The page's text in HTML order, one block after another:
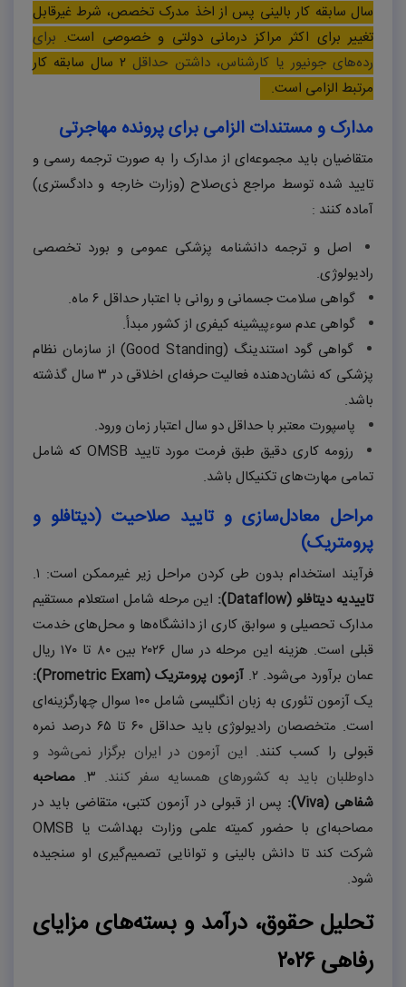
سال سابقه کار بالینی پس از اخذ مدرک تخصص، شرط غیرقابل
تغییر برای اکثر مراکز درمانی دولتی و خصوصی است. برای
رده‌های جونیور یا کارشناس، داشتن حداقل ۲ سال سابقه کار
مرتبط الزامی است.
مدارک و مستندات الزامی برای پرونده مهاجرتی
متقاضیان باید مجموعه‌ای از مدارک را به صورت ترجمه رسمی و
تایید شده توسط مراجع ذی‌صلاح (وزارت خارجه و دادگستری)
آماده کنند :
اصل و ترجمه دانشنامه پزشکی عمومی و بورد تخصصی
رادیولوژی.
گواهی سلامت جسمانی و روانی با اعتبار حداقل ۶ ماه.
گواهی عدم سوءپیشینه کیفری از کشور مبدأ.
گواهی گود استندینگ (Good Standing) از سازمان نظام
پزشکی که نشان‌دهنده فعالیت حرفه‌ای اخلاقی در ۳سال گذشته
باشد.
پاسپورت معتبر با حداقل دو سال اعتبار زمان ورود.
رزومه کاری دقیق طبق فرمت مورد تایید OMSBکه شامل
تمامی مهارت‌های تکنیکال باشد.
مراحل معادل‌سازی و تایید صلاحیت (دیتافلو و
پرومتریک)
فرآیند استخدام بدون طی کردن مراحل زیر غیرممکن است: ۱.
تاییدیه دیتافلو (Dataflow
): این مرحله شامل استعلام مستقیم
مدارک تحصیلی و سوابق کاری از دانشگاه‌ها و محل‌های خدمت
قبلی است. هزینه این مرحله در سال ۲۰۲۶ بین۸۰ تا ۱۷۰ریال
عمان برآورد می‌شود. ۲. آزمون پرومتریک (Prometric Exam
):
یک آزمون تئوری به زبان انگلیسی شامل ۱۰۰ سوال چهارگزینه‌ای
است. متخصصان رادیولوژی باید حداقل ۶۰تا ۶۵ درصد نمره
قبولی را کسب کنند. این آزمون در ایران برگزار نمی‌شود و
داوطلبان باید به کشورهای همسایه سفر کنند. ۳. مصاحبه
شفاهی (Viva
): پس از قبولی در آزمون کتبی، متقاضی باید در
مصاحبه‌ای با حضور کمیته علمی وزارت بهداشت یا OMSB
شرکت کند تا دانش بالینی و توانایی تصمیم‌گیری او سنجیده
شود.
تحلیل حقوق، درآمد و بسته‌های مزایای
رفاهی۲۰۲۶